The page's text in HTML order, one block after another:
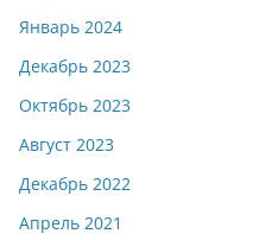
Январь 2024
Декабрь 2023
Октябрь 2023
Август 2023
Декабрь 2022
Апрель 2021